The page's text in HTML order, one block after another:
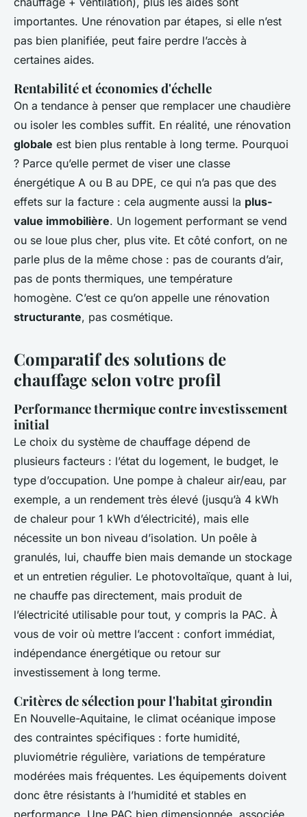
importantes. Une rénovation par étapes, si elle n’est
pas bien planifiée, peut faire perdre l’accès à
certaines aides.
Rentabilité et économies d'échelle
On a tendance à penser que remplacer une chaudière
ou isoler les combles suffit. En réalité, une rénovation
globale est bien plus rentable à long terme. Pourquoi
? Parce qu’elle permet de viser une classe
énergétique A ou B au DPE, ce qui n’a pas que des
effets sur la facture : cela augmente aussi la plus-
value immobilière. Un logement performant se vend
ou se loue plus cher, plus vite. Et côté confort, on ne
parle plus de la même chose : pas de courants d’air,
pas de ponts thermiques, une température
homogène. C’est ce qu’on appelle une rénovation
structurante, pas cosmétique.
Comparatif des solutions de
chauffage selon votre profil
Performance thermique contre investissement
initial
Le choix du système de chauffage dépend de
plusieurs facteurs : l’état du logement, le budget, le
type d’occupation. Une pompe à chaleur air/eau, par
exemple, a un rendement très élevé (jusqu’à 4 kWh
de chaleur pour 1 kWh d’électricité), mais elle
nécessite un bon niveau d’isolation. Un poêle à
granulés, lui, chauffe bien mais demande un stockage
et un entretien régulier. Le photovoltaïque, quant à lui,
ne chauffe pas directement, mais produit de
l’électricité utilisable pour tout, y compris la PAC. À
vous de voir où mettre l’accent : confort immédiat,
indépendance énergétique ou retour sur
investissement à long terme.
Critères de sélection pour l'habitat girondin
En Nouvelle-Aquitaine, le climat océanique impose
des contraintes spécifiques : forte humidité,
pluviométrie régulière, variations de température
modérées mais fréquentes. Les équipements doivent
donc être résistants à l’humidité et stables en